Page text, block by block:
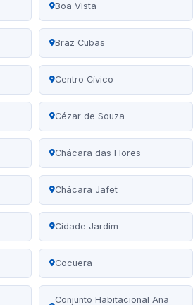
Boa Vista
Braz Cubas
Centro Cívico
Cézar de Souza
Chácara das Flores
Chácara Jafet
Cidade Jardim
Cocuera
Conjunto Habitacional Ana